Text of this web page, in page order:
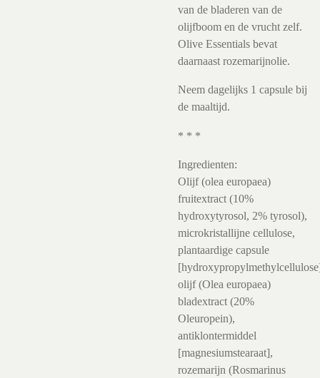
van de bladeren van de
olijfboom en de vrucht zelf.
Olive Essentials bevat
daarnaast rozemarijnolie.
Neem dagelijks 1 capsule bij
de maaltijd.
* * *
Ingredienten:
Olijf (olea europaea)
fruitextract (10%
hydroxytyrosol, 2% tyrosol),
microkristallijne cellulose,
plantaardige capsule
olijf (Olea europaea)
bladextract (20%
Oleuropein),
antiklontermiddel
[magnesiumstearaat],
rozemarijn (Rosmarinus